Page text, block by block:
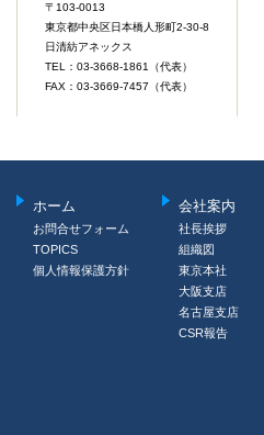
〒103-0013
東京都中央区日本橋人形町2-30-8
日清紡アネックス
TEL：03-3668-1861（代表）
FAX：03-3669-7457（代表）
ホーム
お問合せフォーム
TOPICS
個人情報保護方針
会社案内
社長挨拶
組織図
東京本社
大阪支店
名古屋支店
CSR報告